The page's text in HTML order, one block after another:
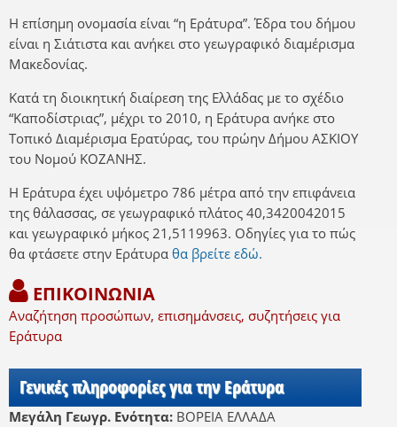
Η επίσημη ονομασία είναι “η Εράτυρα”. Έδρα του δήμου
είναι η Σιάτιστα και ανήκει στο γεωγραφικό διαμέρισμα
Μακεδονίας.
Κατά τη διοικητική διαίρεση της Ελλάδας με το σχέδιο
“Καποδίστριας”, μέχρι το 2010, η Εράτυρα ανήκε στο
Τοπικό Διαμέρισμα Ερατύρας, του πρώην Δήμου ΑΣΚΙΟΥ
του Νομού ΚΟΖΑΝΗΣ.
Η Εράτυρα έχει υψόμετρο 786 μέτρα από την επιφάνεια
της θάλασσας, σε γεωγραφικό πλάτος 40,3420042015
και γεωγραφικό μήκος 21,5119963. Οδηγίες για το πώς
θα φτάσετε στην Εράτυρα θα βρείτε εδώ.
ΕΠΙΚΟΙΝΩΝΙΑ
Αναζήτηση προσώπων, επισημάνσεις, συζητήσεις για
Εράτυρα
Γενικές πληροφορίες για την Εράτυρα
Μεγάλη Γεωγρ. Ενότητα: ΒΟΡΕΙΑ ΕΛΛΑΔΑ